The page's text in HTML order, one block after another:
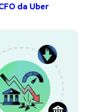
da Uber